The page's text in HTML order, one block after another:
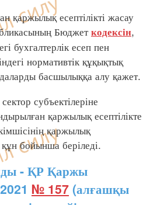
есептілікті жасау
Бюджеткодексін,
бухгалтерлік есеп пен
нормативтік құқықтық
басшылыққа алу қажет.
субъектілеріне
қаржылық есептілікте
қаржылық
құн бойынша беріледі.
- ҚР Қаржы
№ 157 (алғашқы